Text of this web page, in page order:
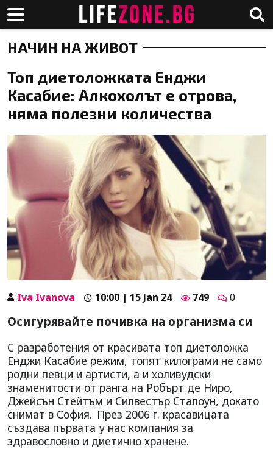
НАЧИН НА ЖИВОТ
Топ диетоложката Енджи
Касабие: Алкохолът е отрова,
няма полезни количества
Iva Ivanova 10:00 | 15 Jan 24 749 0
Осигурявайте почивка на организма си
С разработения от красивата топ диетоложка
Енджи Касабие режим, топят килограми не само
родни певци и артисти, а и холивудски
знаменитости от ранга на Робърт де Ниро,
Джейсън Стейтъм и Силвестър Сталоун, докато
снимат в София. През 2006 г. красавицата
създава първата у нас компания за
здравословно и диетично хранене.